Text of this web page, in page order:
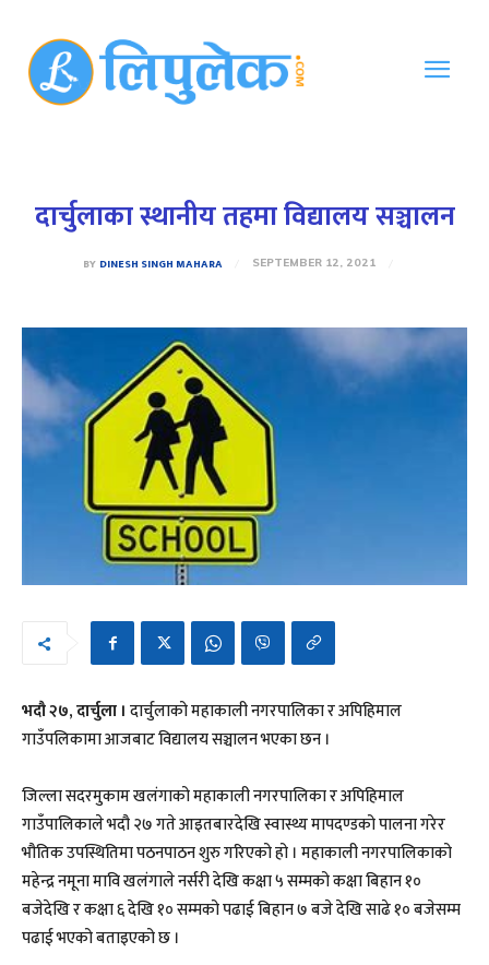
दार्चुलाका स्थानीय तहमा विद्यालय सञ्चालन
BY DINESH SINGH MAHARA SEPTEMBER 12, 2021
भदौ २७, दार्चुला । दार्चुलाको महाकाली नगरपालिका र अपिहिमाल
गाउँपलिकामा आजबाट विद्यालय सञ्चालन भएका छन ।
जिल्ला सदरमुकाम खलंगाको महाकाली नगरपालिका र अपिहिमाल
गाउँपालिकाले भदौ २७ गते आइतबारदेखि स्वास्थ्य मापदण्डको पालना गरेर
भौतिक उपस्थितिमा पठनपाठन शुरु गरिएको हो । महाकाली नगरपालिकाको
महेन्द्र नमूना मावि खलंगाले नर्सरी देखि कक्षा ५ सम्मको कक्षा बिहान १०
बजेदेखि र कक्षा ६ देखि १० सम्मको पढाई बिहान ७ बजे देखि साढे १० बजेसम्म
पढाई भएको बताइएको छ ।